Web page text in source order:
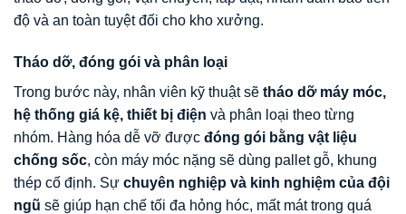
độ và an toàn tuyệt đối cho kho xưởng.
Tháo dỡ, đóng gói và phân loại
Trong bước này, nhân viên kỹ thuật sẽ tháo dỡ máy móc,
hệ thống giá kệ, thiết bị điện và phân loại theo từng
nhóm. Hàng hóa dễ vỡ được đóng gói bằng vật liệu
chống sốc, còn máy móc nặng sẽ dùng pallet gỗ, khung
thép cố định. Sự chuyên nghiệp và kinh nghiệm của đội
ngũ sẽ giúp hạn chế tối đa hỏng hóc, mất mát trong quá